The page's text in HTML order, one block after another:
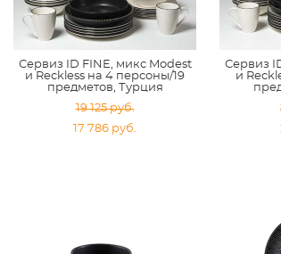
Сервиз ID FINE, микс Modest
и Reckless на 4 персоны/19
предметов, Турция
19 125 pуб.
17 786 pуб.
Сервиз
и